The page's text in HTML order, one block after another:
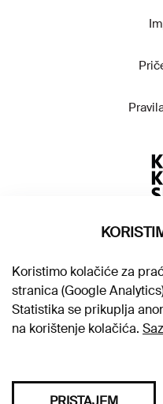
Koristimo kolačiće za
stranica (Google
Statistika se prikuplja
na korištenje kolačića.